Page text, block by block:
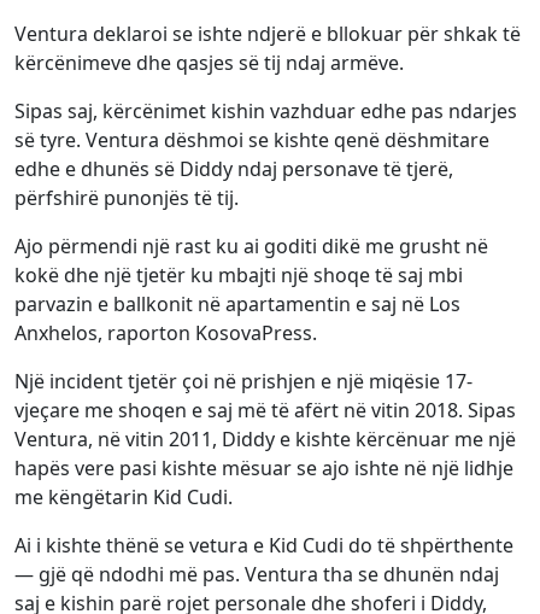
Ventura deklaroi se ishte ndjerë e bllokuar për shkak të
kërcënimeve dhe qasjes së tij ndaj armëve.
Sipas saj, kërcënimet kishin vazhduar edhe pas ndarjes
së tyre. Ventura dëshmoi se kishte qenë dëshmitare
edhe e dhunës së Diddy ndaj personave të tjerë,
përfshirë punonjës të tij.
Ajo përmendi një rast ku ai goditi dikë me grusht në
kokë dhe një tjetër ku mbajti një shoqe të saj mbi
parvazin e ballkonit në apartamentin e saj në Los
Anxhelos, raporton KosovaPress.
Një incident tjetër çoi në prishjen e një miqësie 17-
vjeçare me shoqen e saj më të afërt në vitin 2018. Sipas
Ventura, në vitin 2011, Diddy e kishte kërcënuar me një
hapës vere pasi kishte mësuar se ajo ishte në një lidhje
me këngëtarin Kid Cudi.
Ai i kishte thënë se vetura e Kid Cudi do të shpërthente
— gjë që ndodhi më pas. Ventura tha se dhunën ndaj
saj e kishin parë rojet personale dhe shoferi i Diddy,